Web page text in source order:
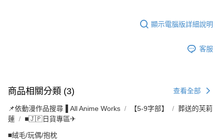
顯示電腦版詳細說明
客服
商品相關分類 (3) 查看全部
📌依動漫作品搜尋▐ All Anime Works 【5-9字部】
葬送的芙莉
蓮
■🇯🇵日貨專區✈
■絨毛/玩偶/抱枕